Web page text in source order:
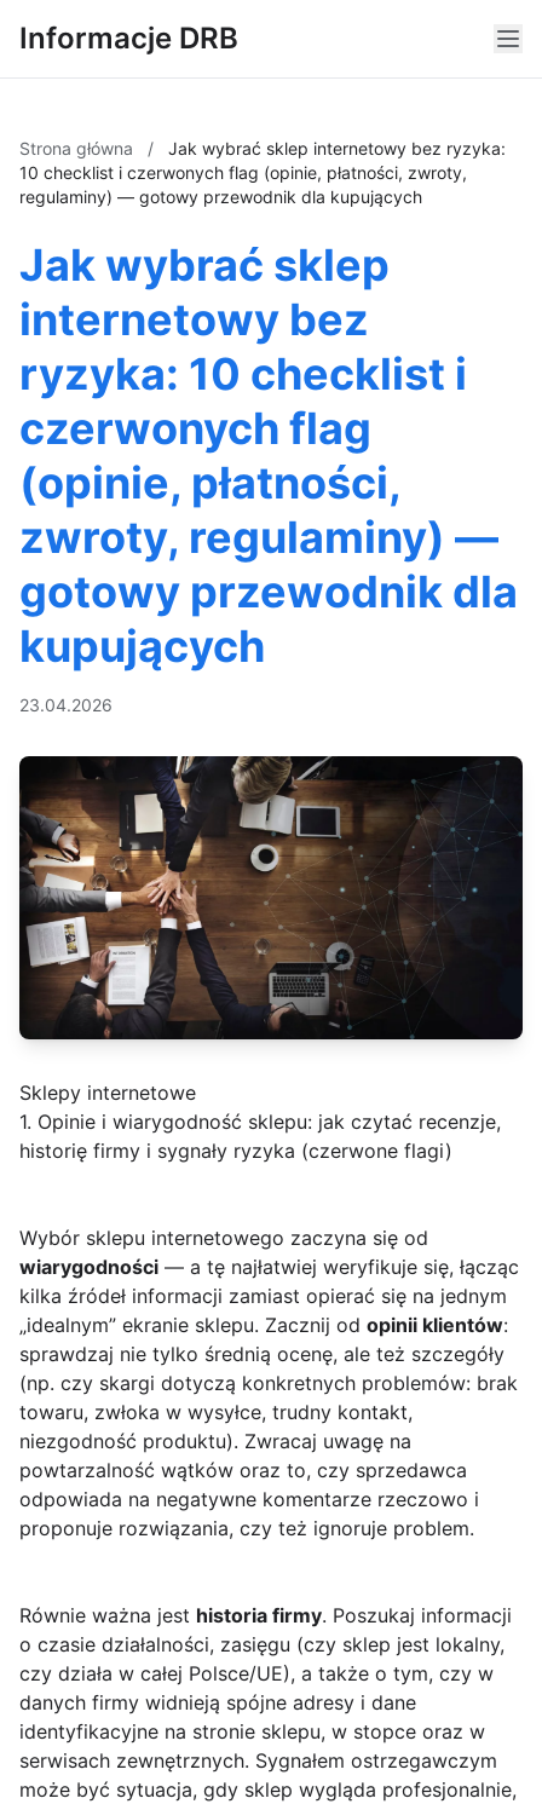
Informacje DRB
Strona główna /
Jak wybrać sklep internetowy bez ryzyka:
10 checklist i czerwonych flag (opinie, płatności, zwroty,
regulaminy) — gotowy przewodnik dla kupujących
Jak wybrać sklep
internetowy bez
ryzyka: 10 checklist i
czerwonych flag
(opinie, płatności,
zwroty, regulaminy) —
gotowy przewodnik dla
kupujących
23.04.2026
Sklepy internetowe
1. Opinie i wiarygodność sklepu: jak czytać recenzje,
historię firmy i sygnały ryzyka (czerwone flagi)
Wybór sklepu internetowego zaczyna się od
wiarygodności — a tę najłatwiej weryfikuje się, łącząc
kilka źródeł informacji zamiast opierać się na jednym
„idealnym” ekranie sklepu. Zacznij od opinii klientów:
sprawdzaj nie tylko średnią ocenę, ale też szczegóły
(np. czy skargi dotyczą konkretnych problemów: brak
towaru, zwłoka w wysyłce, trudny kontakt,
niezgodność produktu). Zwracaj uwagę na
powtarzalność wątków oraz to, czy sprzedawca
odpowiada na negatywne komentarze rzeczowo i
proponuje rozwiązania, czy też ignoruje problem.
Równie ważna jest historia firmy. Poszukaj informacji
o czasie działalności, zasięgu (czy sklep jest lokalny,
czy działa w całej Polsce/UE), a także o tym, czy w
danych firmy widnieją spójne adresy i dane
identyfikacyjne na stronie sklepu, w stopce oraz w
serwisach zewnętrznych. Sygnałem ostrzegawczym
może być sytuacja, gdy sklep wygląda profesjonalnie,